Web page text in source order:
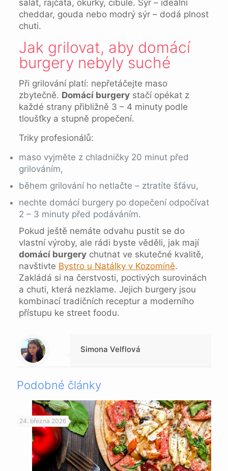
salát, rajčata, okurky, cibule. Sýr – ideální
cheddar, gouda nebo modrý sýr – dodá plnost
chuti.
Jak grilovat, aby domácí
burgery nebyly suché
Při grilování platí: nepřetáčejte maso
zbytečně. Domácí burgerystačí opékat z
každé strany přibližně 3 – 4 minuty podle
tloušťky a stupně propečení.
Triky profesionálů:
maso vyjměte z chladničky 20 minut před
grilováním,
během grilování ho netlačte – ztratíte šťávu,
nechte domácí burgery po dopečení odpočívat
2 – 3 minuty před podáváním.
Pokud ještě nemáte odvahu pustit se do
vlastní výroby, ale rádi byste věděli, jak mají
domácí burgerychutnat ve skutečné kvalitě,
navštivte Bystro u Natálky v Kozomíně.
Zakládá si na čerstvosti, poctivých surovinách
a chuti, která nezklame. Jejich burgery jsou
kombinací tradičních receptur a moderního
přístupu ke street foodu.
Warning
: Trying to access array offset on null in
/data/1/4/149a9a91-3acc-4306-8eec-62104a76cbc2/skica.online/web/wp-content/themes/betheme-child/includes/content-single.php
on line
286
Simona Velflová
Podobné články
24. března 2026